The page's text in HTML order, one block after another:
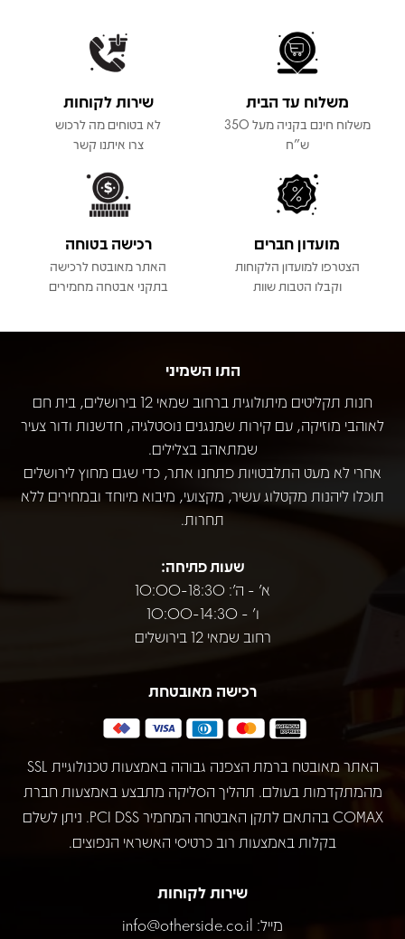
משלוח עד הבית
משלוח חינם בקניה מעל 350
ש"ח
שירות לקוחות
לא בטוחים מה לרכוש
צרו איתנו קשר
מועדון חברים
הצטרפו למועדון הלקוחות
וקבלו הטבות שוות
רכישה בטוחה
האתר מאובטח לרכישה
בתקני אבטחה מחמירים
התו השמיני
חנות תקליטים מיתולוגית ברחוב שמאי 12 בירושלים, בית חם
לאוהבי מוזיקה, עם קירות שמנגנים נוסטלגיה, חדשנות ודור צעיר
שמתאהב בצלילים.
אחרי לא מעט התלבטויות פתחנו אתר, כדי שגם מחוץ לירושלים
תוכלו ליהנות מקטלוג עשיר, מקצועי, מיבוא מיוחד ובמחירים ללא
תחרות.
שעות פתיחה:
א' - ה': 10:00-18:30
ו' - 10:00-14:30
רחוב שמאי 12 בירושלים
רכישה מאובטחת
האתר מאובטח ברמת הצפנה גבוהה באמצעות טכנולוגיית SSL
מהמתקדמות בעולם. תהליך הסליקה מתבצע באמצעות חברת
COMAX בהתאם לתקן האבטחה המחמיר PCI DSS. ניתן לשלם
בקלות באמצעות רוב כרטיסי האשראי הנפוצים.
שירות לקוחות
מייל: info@otherside.co.il